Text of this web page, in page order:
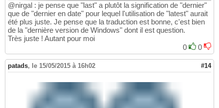
@nirgal : je pense que "last" a plutôt la signification de "dernier"
que de "dernier en date" pour lequel l'utilisation de "latest" aurait
été plus juste. Je pense que la traduction est bonne, c'est bien
de la "dernière version de Windows" dont il est question.
Très juste ! Autant pour moi
0
0
patads, le 15/05/2015 à 16h02 #14